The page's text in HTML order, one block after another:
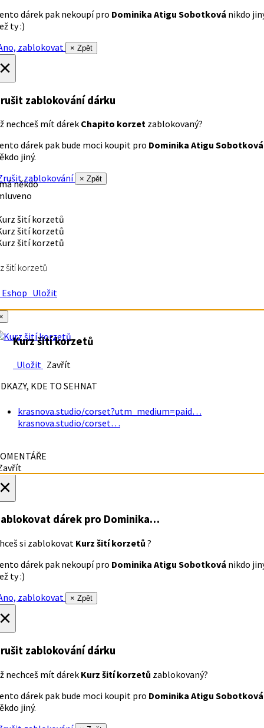
dárek pak nekoupí pro Dominika Atigu Sobotková nikdo
ty :)
zablokovat
× Zpět
zablokování dárku
nechceš mít dárek Chapito korzet zablokovaný?
dárek pak bude moci koupit pro Dominika Atigu Sobotková
jiný.
zablokování
× Zpět
někdo
šití korzetů
Uložit
Kurz šití korzetů
Uložit Zavřít
KDE TO SEHNAT
krasnova.studio/corset?utm_medium=paid…
krasnova.studio/corset…
dárek pro Dominika…
si zablokovat Kurz šití korzetů ?
dárek pak nekoupí pro Dominika Atigu Sobotková nikdo
ty :)
zablokovat
× Zpět
zablokování dárku
nechceš mít dárek Kurz šití korzetů zablokovaný?
dárek pak bude moci koupit pro Dominika Atigu Sobotková
jiný.